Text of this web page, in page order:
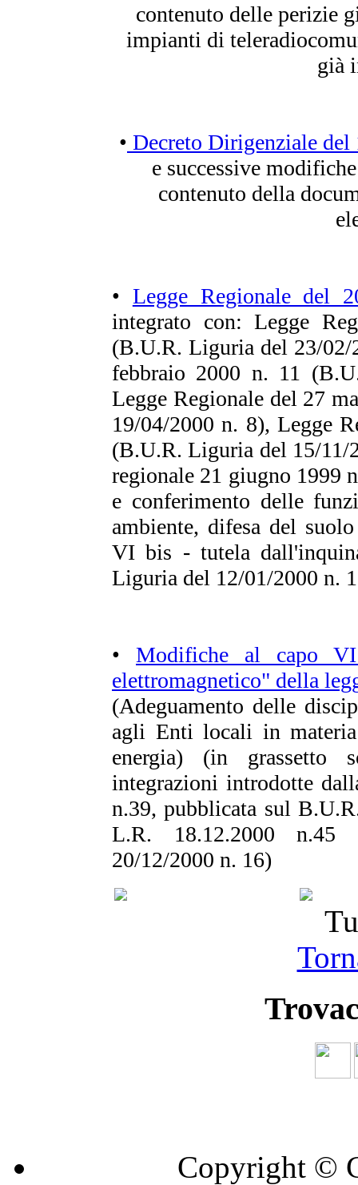
contenuto delle perizie
impianti di
già
• Decreto Dirigenziale del
e successive
contenuto della
• Legge Regionale del
integrato con: Legge
(B.U.R. Liguria del 23/02/
febbraio 2000 n. 11
Legge Regionale del 27
19/04/2000 n. 8), Legge
(B.U.R. Liguria del 15/11/
regionale 21 giugno 1999
e conferimento delle
ambiente, difesa del
VI bis - tutela
Liguria del 12/01/2000 n.
• Modifiche al capo
elettromagnetico" della
(Adeguamento delle
agli Enti locali in
energia) (in grassetto
integrazioni introdotte
n.39, pubblicata sul
L.R. 18.12.2000 n.45
20/12/2000 n. 16)
Copyright ©